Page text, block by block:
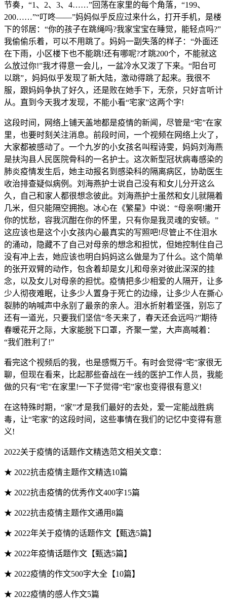
节奏，“1、2、3、4……”回荡在家里的每个角落，“199、
200……”“叮咚——”妈妈似乎反应过来什么，打开手机，是楼
下的邻居：“你的孩子在跳绳吗?我家宝宝在睡觉，能轻点吗?”
我偷偷乐着，可以不用跳了。妈妈一副失落的样子：“外面还
在下雨，小区楼下也不能跳!还有哪呢?才跳200个，不能就这
么放过你!”我才得意一会儿，一盆冷水又泼了下来。“阳台可
以跳”，妈妈似乎发现了新大陆，激动得跳了起来。我很不
服，跟妈妈争执了好久，还是败在她手下，无奈，只好言听计
从。直到今天我才发现，不能小看“宅家”这两个字!
这段时间，网络上铺天盖地都是疫情的新闻，尽管是“宅”在家
里，也要时刻关注消息。前段时间，一个视频在网络上火了，
大家都被感动了。一个九岁的小女孩名叫程诗雯，妈妈刘海燕
是扶沟县人民医院骨科的一名护士。这次新型冠状病毒感染的
肺炎疫情发生后，她主动报名到感染科的隔离病区，协助医生
收治排查疑似病例。刘海燕护士说自己没有和女儿分开这么
久，自己和家人都很想念彼此。刘海燕护士虽然和女儿就隔着
几米，但只能隔空拥抱。冰心在《繁星》中说：“母亲啊!撇开
你的忧愁，容我沉酣在你的怀里，只有你是我灵魂的安顿。”
这应该也是这个小女孩内心最真实的写照吧!尽管止不住泪水
的涌动，隐藏不了自己对母亲的想念和担忧，但她控制住自己
没有冲上去，她应该也明白妈妈这么做是为了什么。这个简单
的张开双臂的动作，包含着却是女儿和母亲对彼此深深的挂
念，以及女儿对母亲的担忧。疫情把多少相爱的人隔开，让多
少人彻夜难眠，让多少人置身于死亡的边缘，让多少人在撕心
裂肺的呐喊声中永别了最亲的亲人。泪水折射着坚强，别忘了
还有一道光，只要我们坚信“冬天来了，春天还会远吗?”期待
春暖花开之际，大家能脱下口罩，齐聚一堂，大声高喊着：
“我们胜利了!”
看完这个视频后的我，也是感慨万千。有时会觉得“宅”家很无
聊，但现在看来，比起那些奋战在一线的医护工作人员，我能
做的只有“宅”在家里!一下子觉得“宅”家也变得很有意义!
在这特殊时期，“家”才是我们最好的去处，爱一定能战胜病
毒，让“宅家”的这段时间，这些事情在我们的记忆中变得有意
义!
2022关于疫情的话题作文精选范文相关文章：
★ 2022抗击疫情主题作文精选10篇
★ 2022抗击疫情的优秀作文400字15篇
★ 2022抗击疫情主题作文通用8篇
★ 2022年关于疫情的话题作文【甄选5篇】
★ 2022年疫情话题作文【甄选5篇】
★ 2022疫情的作文500字大全【10篇】
★ 2022疫情的感人作文5篇